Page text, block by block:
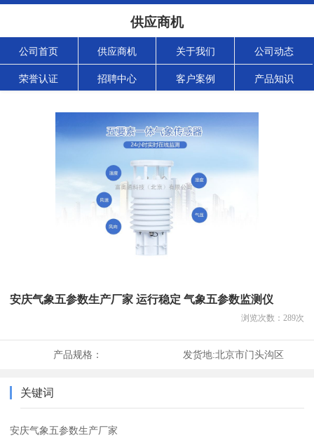
供应商机
公司首页 供应商机 关于我们 公司动态
荣誉认证 招聘中心 客户案例 产品知识
安庆气象五参数生产厂家 运行稳定 气象五参数监测仪
浏览次数： 289次
产品规格： 发货地:北京市门头沟区
关键词
安庆气象五参数生产厂家